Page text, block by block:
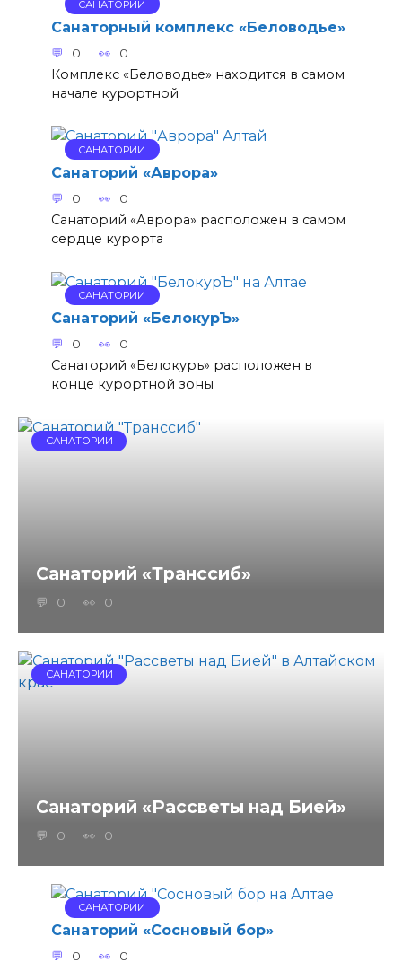
САНАТОРИИ
Санаторный комплекс «Беловодье»
0 0
Комплекс «Беловодье» находится в самом
начале курортной
САНАТОРИИ
Санаторий «Аврора»
0 0
Санаторий «Аврора» расположен в самом
сердце курорта
САНАТОРИИ
Санаторий «БелокурЪ»
0 0
Санаторий «Белокуръ» расположен в
конце курортной зоны
САНАТОРИИ
Санаторий «Транссиб»
0 0
САНАТОРИИ
Санаторий «Рассветы над Бией»
0 0
САНАТОРИИ
Санаторий «Сосновый бор»
0 0